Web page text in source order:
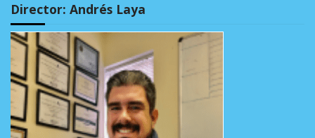
Director: Andrés Laya